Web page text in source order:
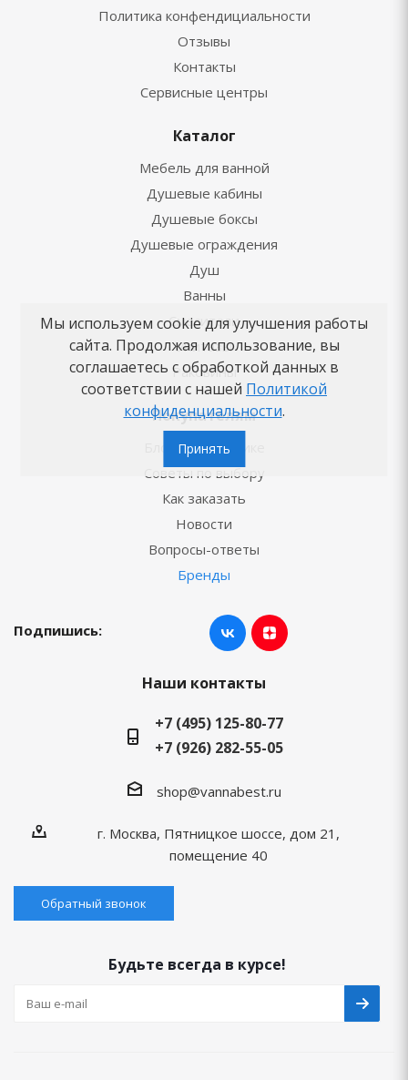
Политика конфендициальности
Отзывы
Контакты
Сервисные центры
Каталог
Мебель для ванной
Душевые кабины
Душевые боксы
Душевые ограждения
Душ
Ванны
Смесители
Унитазы
Раковины
Покупателям
Блог о сантехнике
Советы по выбору
Как заказать
Новости
Вопросы-ответы
Бренды
Подпишись:
Наши контакты
+7 (495) 125-80-77
+7 (926) 282-55-05
shop@vannabest.ru
г. Москва, Пятницкое шоссе, дом 21,
помещение 40
Обратный звонок
Будьте всегда в курсе!
Мы используем cookie для улучшения работы
сайта. Продолжая использование, вы
соглашаетесь с обработкой данных в
соответствии с нашей Политикой
конфиденциальности.
Принять